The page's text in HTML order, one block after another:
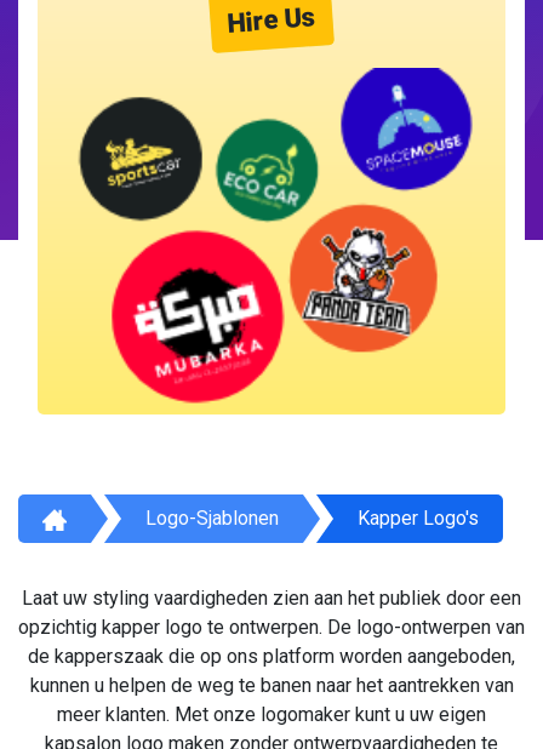
Hire Us
Logo-Sjablonen Kapper Logo's
Laat uw styling vaardigheden zien aan het publiek door een
opzichtig kapper logo te ontwerpen. De logo-ontwerpen van
de kapperszaak die op ons platform worden aangeboden,
kunnen u helpen de weg te banen naar het aantrekken van
meer klanten. Met onze logomaker kunt u uw eigen
kapsalon logo maken zonder ontwerpvaardigheden te